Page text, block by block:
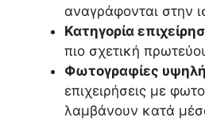
αναγράφονται στην
Κατηγορία
πιο σχετική
Φωτογραφίες
επιχειρήσεις με
λαμβάνουν κατά